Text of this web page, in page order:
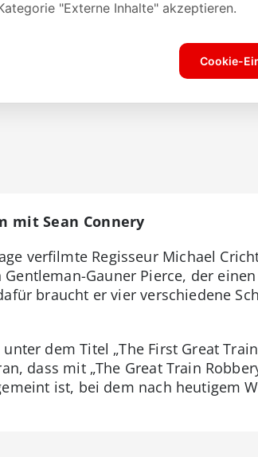
mit Sean Connery
verfilmte Regisseur Michael
Gauner Pierce, der
braucht er vier verschiedene
dem Titel „The First Great
dass mit „The Great Train
ist, bei dem nach heutigem